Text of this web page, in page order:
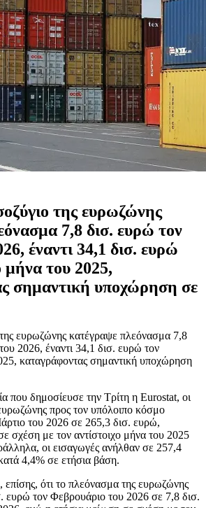
της ευρωζώνης
7,8 δισ. ευρώ τον
έναντι 34,1 δισ. ευρώ
μήνα του 2025,
σημαντική υποχώρηση σε
ευρωζώνης κατέγραψε πλεόνασμα 7,8
2026, έναντι 34,1 δισ. ευρώ τον
καταγράφοντας σημαντική υποχώρηση
που δημοσίευσε την Τρίτη η Eurostat, οι
προς τον υπόλοιπο κόσμο
του 2026 σε 265,3 δισ. ευρώ,
σχέση με τον αντίστοιχο μήνα του 2025
οι εισαγωγές ανήλθαν σε 257,4
4,4% σε ετήσια βάση.
ότι το πλεόνασμα της ευρωζώνης
ευρώ τον Φεβρουάριο του 2026 σε 7,8 δισ.